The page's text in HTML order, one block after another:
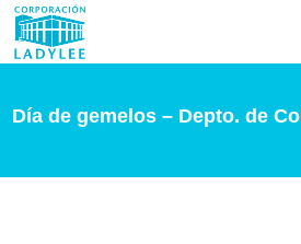
Día de gemelos – Depto. de